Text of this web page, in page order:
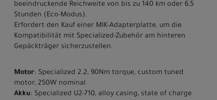
beeindruckende Reichweite von bis zu 140 km oder 6,5
Stunden (Eco-Modus).
Erfordert den Kauf einer MIK-Adapterplatte, um die
Kompatibilität mit Specialized-Zubehör am hinteren
Gepäckträger sicherzustellen.
Motor: Specialized 2.2, 90Nm torque, custom tuned
motor, 250W nominal
Akku: Specialized U2-710, alloy casing, state of charge